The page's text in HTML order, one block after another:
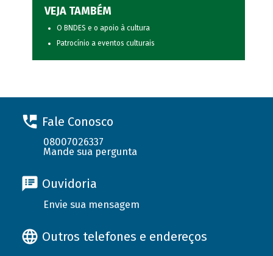
VEJA TAMBÉM
O BNDES e o apoio à cultura
Patrocínio a eventos culturais
Fale Conosco
08007026337
Mande sua pergunta
Ouvidoria
Envie sua mensagem
Outros telefones e endereços